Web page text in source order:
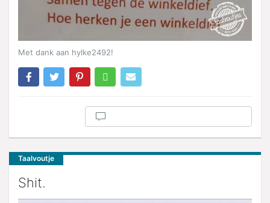
Met dank aan hylke2492!
Taalvoutje
Shit.